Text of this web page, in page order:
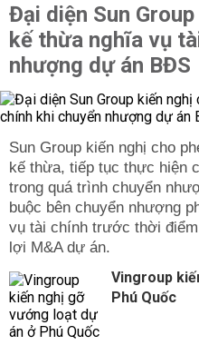
Đại diện Sun
kế thừa nghĩa vụ
nhượng dự án BĐS
Sun Group kiến nghị cho
kế thừa, tiếp tục thực hiện
trong quá trình chuyển
buộc bên chuyển nhượng
vụ tài chính trước thời
lợi M&A dự án.
Vingroup
Phú Quốc